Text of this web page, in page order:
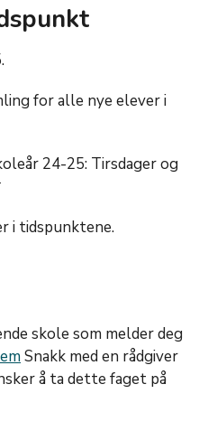
for alle nye elever i
24-25: Tirsdager og
i tidspunktene.
skole som melder deg
Snakk med en rådgiver
å ta dette faget på